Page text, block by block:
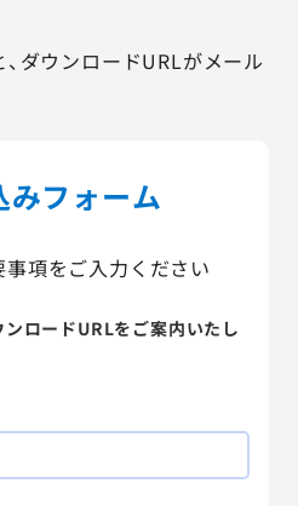
ダウンロードURLがメール
みフォーム
項をご入力ください
ンロードURLをご案内いたし